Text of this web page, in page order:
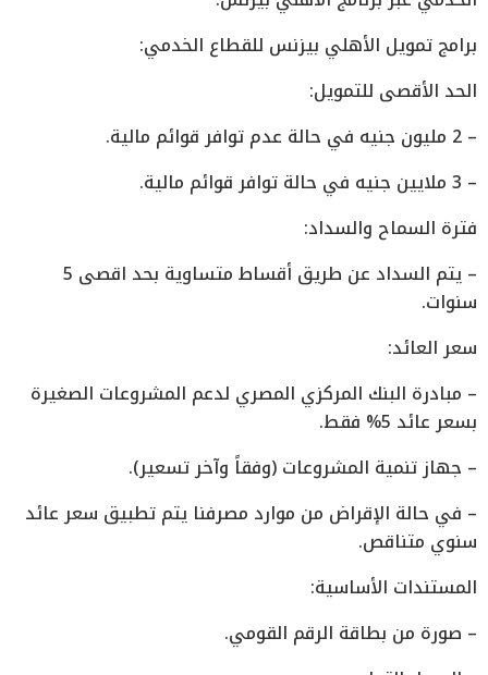
برامج تمويل الأهلي بيزنس للقطاع الخدمي:
الحد الأقصى للتمويل:
– 2 مليون جنيه في حالة عدم توافر قوائم مالية.
– 3 ملايين جنيه في حالة توافر قوائم مالية.
فترة السماح والسداد:
– يتم السداد عن طريق أقساط متساوية بحد اقصى 5
سنوات.
سعر العائد:
– مبادرة البنك المركزي المصري لدعم المشروعات الصغيرة
بسعر عائد 5% فقط.
– جهاز تنمية المشروعات (وفقاً وآخر تسعير).
– في حالة الإقراض من موارد مصرفنا يتم تطبيق سعر عائد
سنوي متناقص.
المستندات الأساسية:
– صورة من بطاقة الرقم القومي.